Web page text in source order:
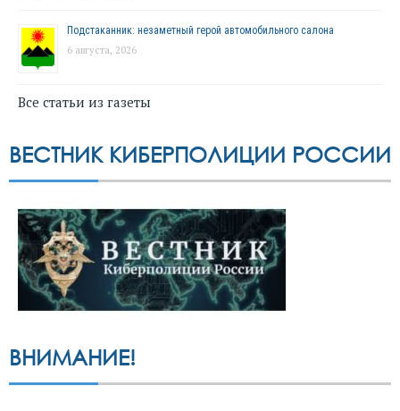
Подстаканник: незаметный герой автомобильного салона
6 августа, 2026
Все статьи из газеты
ВЕСТНИК КИБЕРПОЛИЦИИ РОССИИ
ВНИМАНИЕ!